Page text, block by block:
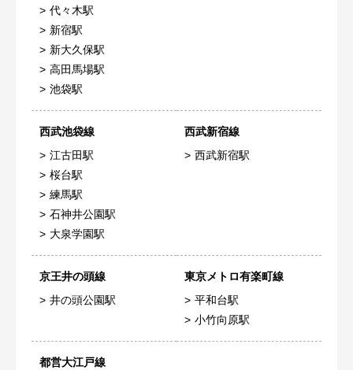
代々木駅
新宿駅
新大久保駅
高田馬場駅
池袋駅
西武池袋線
江古田駅
桜台駅
練馬駅
石神井公園駅
大泉学園駅
西武新宿線
西武新宿駅
京王井の頭線
井の頭公園駅
東京メトロ有楽町線
平和台駅
小竹向原駅
都営大江戸線